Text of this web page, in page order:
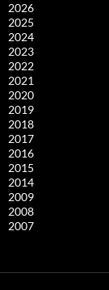
2026
2025
2024
2023
2022
2021
2020
2019
2018
2017
2016
2015
2014
2009
2008
2007